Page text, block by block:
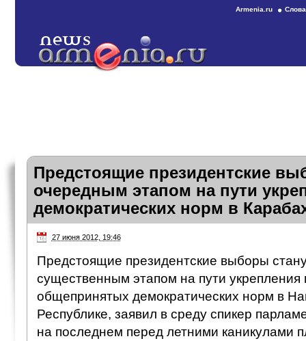
Armenia.ru
Предстоящие президентские
очередным этапом на пути
демократических норм в
27 июня 2012, 19:46
Предстоящие президентские выборы
существенным этапом на пути
общепринятых демократических норм в
Республике, заявил в среду спикер
на последнем перед летними каникулами